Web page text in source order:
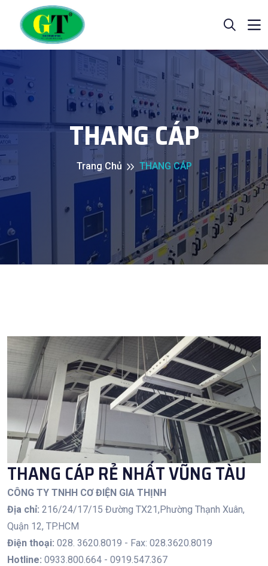
THANG CÁP
Trang Chủ THANG CÁP
THANG CÁP RẺ NHẤT VŨNG TÀU
CÔNG TY TNHH CƠ ĐIỆN GIA THỊNH
Địa chỉ: 216/24/17/15 Đường TX21,Phường Thạnh Xuân,
Quận 12, TP.HCM
Điện thoại: 028. 3620.8019 - Fax: 028.3620.8019
Hotline: 0933.800.664 - 0919.547.367